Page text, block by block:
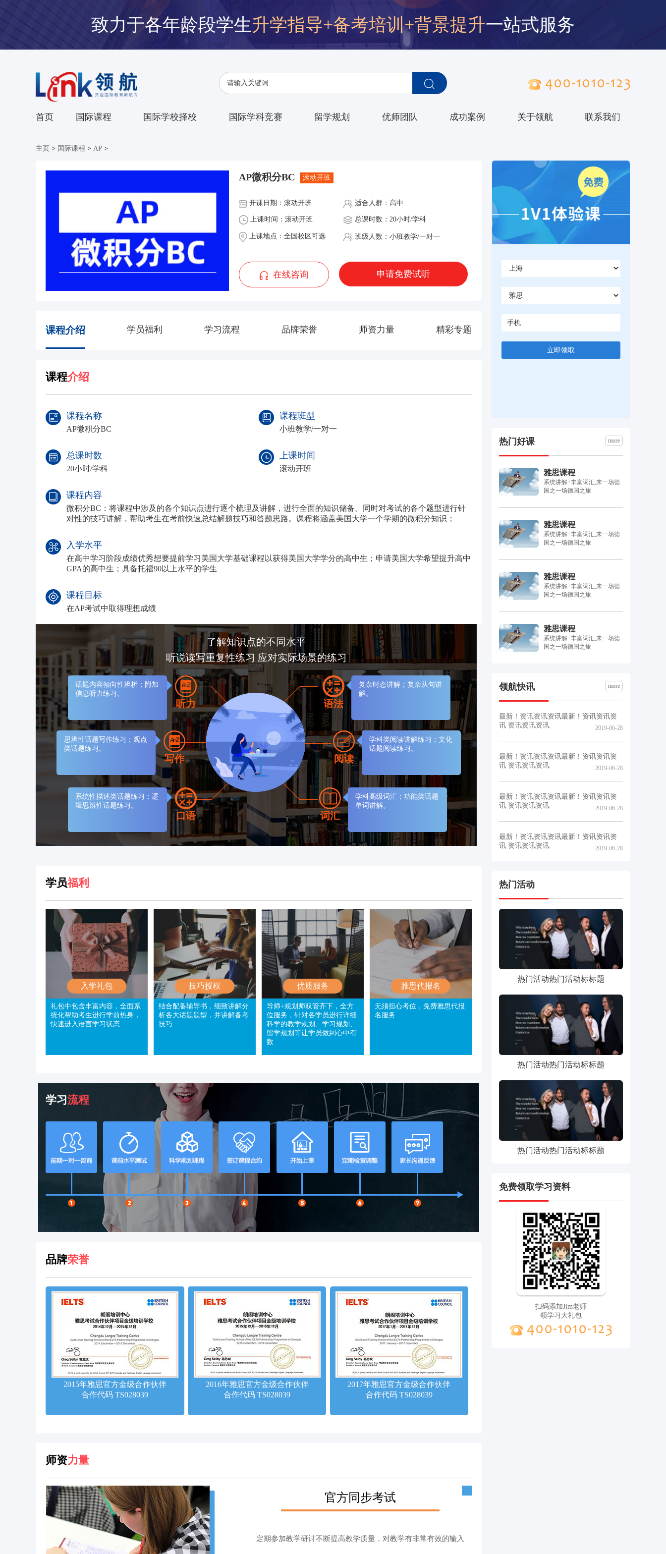
致力于各年龄段学生升学指导+备考培训+背景提升一站式服务
首页 国际课程 国际学校择校 国际学科竞赛 留学规划 优师团队 成功案例 关于领航 联系我们
主页 > 国际课程 > AP >
AP微积分BC 滚动开班
开课日期：滚动开班 适合人群：高中
上课时间：滚动开班 总课时数：20小时/学科
上课地点：全国校区可选 班级人数：小班教学/一对一
在线咨询 申请免费试听
课程介绍 学员福利 学习流程 品牌荣誉 师资力量 精彩专题
课程介绍
课程名称
AP微积分BC
课程班型
小班教学/一对一
总课时数
20小时/学科
上课时间
滚动开班
课程内容
微积分BC：将课程中涉及的各个知识点进行逐个梳理及讲解，进行全面的知识储备。同时对考试的各个题型进行针
对性的技巧讲解，帮助考生在考前快速总结解题技巧和答题思路。课程将涵盖美国大学一个学期的微积分知识；
入学水平
在高中学习阶段成绩优秀想要提前学习美国大学基础课程以获得美国大学学分的高中生；申请美国大学希望提升高中
GPA的高中生；具备托福90以上水平的学生
课程目标
在AP考试中取得理想成绩
了解知识点的不同水平
听说读写重复性练习 应对实际场景的练习
话题内容倾向性辨析；附加
信息听力练习。
听力
思辨性话题写作练习；观点
类话题练习。
写作
系统性描述类话题练习；逻
辑思辨性话题练习。
口语
复杂时态讲解；复杂从句讲
解。
语法
学科类阅读讲解练习；文化
话题阅读练习。
阅读
学科高级词汇；功能类话题
单词讲解。
词汇
学员福利
入学礼包
礼包中包含丰富内容，全面系
统化帮助考生进行学前热身，
快速进入语言学习状态
技巧授权
结合配备辅导书，细致讲解分
析各大话题题型，并讲解备考
技巧
优质服务
导师+规划师双管齐下，全方
位服务，针对各学员进行详细
科学的教学规划、学习规划、
留学规划等让学员做到心中有
数
雅思代报名
无须担心考位，免费雅思代报
名服务
学习 流程
品牌荣誉
2015年雅思官方金级合作伙伴
合作代码 TS028039
2016年雅思官方金级合作伙伴
合作代码 TS028039
2017年雅思官方金级合作伙伴
合作代码 TS028039
师资力量
官方同步考试
定期参加教学研讨不断提高教学质量，对教学有非常有效的输入
立即领取
热门好课 more
雅思课程
系统讲解+丰富词汇,来一场德
国之一场德国之旅
雅思课程
系统讲解+丰富词汇,来一场德
国之一场德国之旅
雅思课程
系统讲解+丰富词汇,来一场德
国之一场德国之旅
雅思课程
系统讲解+丰富词汇,来一场德
国之一场德国之旅
领航快讯 more
最新！资讯资讯资讯最新！资讯资讯资
讯 资讯资讯资讯
2019-06-28
最新！资讯资讯资讯最新！资讯资讯资
讯 资讯资讯资讯
2019-06-28
最新！资讯资讯资讯最新！资讯资讯资
讯 资讯资讯资讯
2019-06-28
最新！资讯资讯资讯最新！资讯资讯资
讯 资讯资讯资讯
2019-06-28
热门活动
热门活动热门活动标标题
热门活动热门活动标标题
热门活动热门活动标标题
免费领取学习资料
扫码添加Jim老师
领学习大礼包